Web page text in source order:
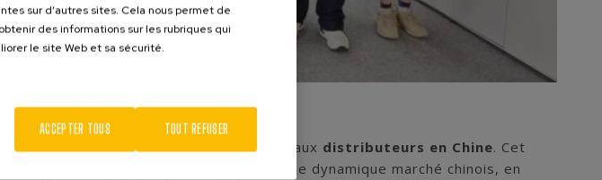
deSimucomme l'un de nos nouveaux distributeurs en Chine. Cet
à consolider notre présence sur le dynamique marché chinois, en
sur d’autres sites. Cela nous permet de
des informations sur les rubriques qui
le site Web et sa sécurité.
TOUT REFUSER
ACCEPTER TOUS